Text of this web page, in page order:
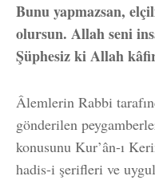
Bunu yapmazsan,
olursun. Allah seni
Şüphesiz ki Allah
Âlemlerin Rabbi
gönderilen
konusunu Kur’ân-ı
hadis-i şerifleri ve